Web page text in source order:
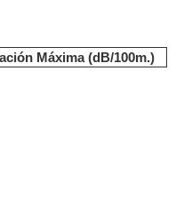
Máxima (dB/100m.)